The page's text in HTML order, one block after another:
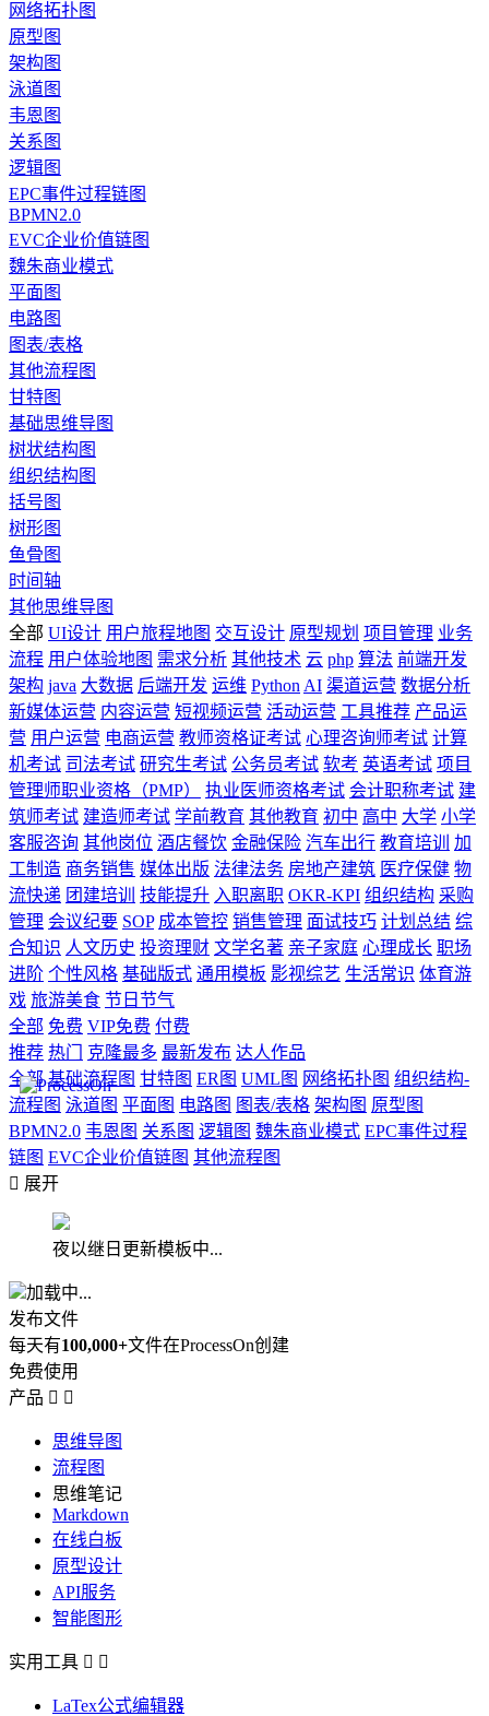
网络拓扑图
原型图
架构图
泳道图
韦恩图
关系图
逻辑图
EPC事件过程链图
BPMN2.0
EVC企业价值链图
魏朱商业模式
平面图
电路图
图表/表格
其他流程图
甘特图
基础思维导图
树状结构图
组织结构图
括号图
树形图
鱼骨图
时间轴
其他思维导图
全部 UI设计 用户旅程地图 交互设计 原型规划 项目管理 业务
流程 用户体验地图 需求分析 其他技术 云 php 算法 前端开发
架构 java 大数据 后端开发 运维 Python AI 渠道运营 数据分析
新媒体运营 内容运营 短视频运营 活动运营 工具推荐 产品运
营 用户运营 电商运营 教师资格证考试 心理咨询师考试 计算
机考试 司法考试 研究生考试 公务员考试 软考 英语考试 项目
管理师职业资格（PMP）
执业医师资格考试 会计职称考试 建
筑师考试 建造师考试 学前教育 其他教育 初中 高中 大学 小学
客服咨询 其他岗位 酒店餐饮 金融保险 汽车出行 教育培训
加
工制造 商务销售 媒体出版 法律法务 房地产建筑 医疗保健 物
流快递 团建培训 技能提升 入职离职 OKR-KPI 组织结构 采购
管理 会议纪要 SOP 成本管控 销售管理 面试技巧 计划总结 综
合知识 人文历史 投资理财 文学名著 亲子家庭 心理成长 职场
进阶 个性风格 基础版式 通用模板 影视综艺 生活常识 体育游
戏 旅游美食 节日节气
全部 免费 VIP免费 付费
推荐 热门 克隆最多 最新发布 达人作品
全部 基础流程图 甘特图 ER图 UML图 网络拓扑图 组织结构-
流程图 泳道图 平面图 电路图 图表/表格 架构图 原型图
BPMN2.0 韦恩图 关系图 逻辑图 魏朱商业模式 EPC事件过程
链图 EVC企业价值链图 其他流程图
 展开
夜以继日更新模板中...
加载中...
发布文件
每天有100,000+文件在ProcessOn创建
免费使用
产品  
思维导图
流程图
思维笔记
Markdown
在线白板
原型设计
API服务
智能图形
实用工具  
LaTex公式编辑器